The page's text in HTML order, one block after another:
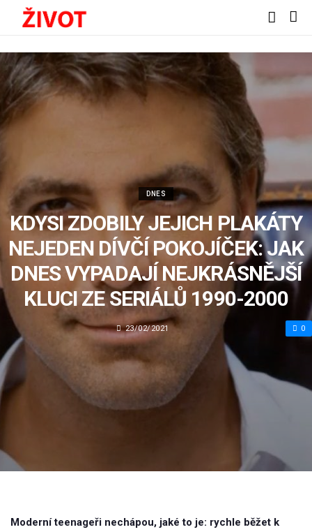
DNES
KDYSI ZDOBILY JEJICH PLA­KÁ­TY
NEJEDEN DÍVČÍ PO­KO­JÍ­ČEK: JAK
DNES VYPADAJÍ NEJKRÁSNĚJŠÍ
KLUCI ZE SERIÁLŮ 1990-2000
23/02/2021 0
Moderní teenageři nechápou, jaké to je: rychle běžet k